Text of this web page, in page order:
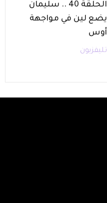
الحلقة 40 .. سليمان
يضع لين في مواجهة
أوس
تليفزيون